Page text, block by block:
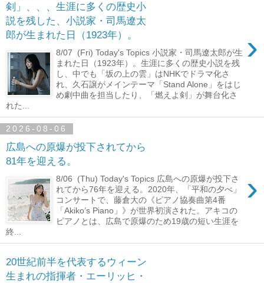
剣」、、、生涯に多くの歴史小
説を残した、小説家・司馬遼太
郎が生まれた日（1923年）。
›
8/07 (Fri) Today's Topics 小説家・司馬遼太郎が生
まれた日（1923年）。生涯に多くの歴史小説を残
し、中でも「坂の上の雲」はNHKでドラマ化さ
れ、久石譲がメインテーマ「Stand Alone」をはじ
め劇中曲を担当したり、「燃えよ剣」が舞台化さ
れた...
2026-08-06
広島への原爆が投下されてから
81年を迎える。
›
8/06 (Thu) Today's Topics 広島への原爆が投下さ
れてから76年を迎える。2020年、「平和の夕べ」
コンサートで、藤倉大の《ピアノ協奏曲第4番
「Akiko’s Piano」》が世界初演された。アキコの
ピアノとは、広島で原爆のため19歳の短い生涯を
終...
20世紀前半を代表するウィーン
生まれの指揮者・エーリッヒ・